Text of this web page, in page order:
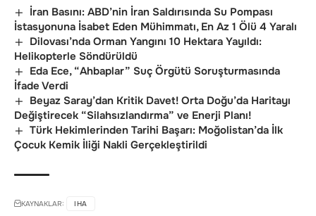
İran Basını: ABD’nin İran Saldırısında Su Pompası
İstasyonuna İsabet Eden Mühimmatı, En Az 1 Ölü 4 Yaralı
Dilovası’nda Orman Yangını 10 Hektara Yayıldı:
Helikopterle Söndürüldü
Eda Ece, “Ahbaplar” Suç Örgütü Soruşturmasında
İfade Verdi
Beyaz Saray’dan Kritik Davet! Orta Doğu’da Haritayı
Değiştirecek “Silahsızlandırma” ve Enerji Planı!
Türk Hekimlerinden Tarihi Başarı: Moğolistan’da İlk
Çocuk Kemik İliği Nakli Gerçekleştirildi
KAYNAKLAR: IHA